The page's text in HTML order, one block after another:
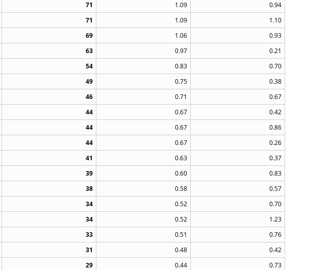
71 1.09
0.94
71 1.09
1.10
69 1.06
0.93
63 0.97
0.21
54 0.83
0.70
49 0.75
0.38
46 0.71
0.67
44 0.67
0.42
44 0.67
0.86
44 0.67
0.26
41 0.63
0.37
39 0.60
0.83
38 0.58
0.57
34 0.52
0.70
34 0.52
1.23
33 0.51
0.76
31 0.48
0.42
29 0.44
0.73